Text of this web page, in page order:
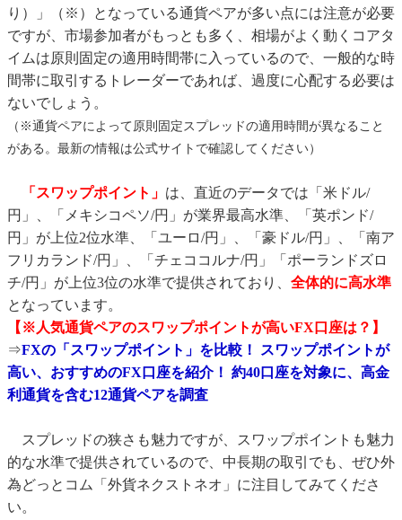
り）」（※）となっている通貨ペアが多い点には注意が必要
ですが、市場参加者がもっとも多く、相場がよく動くコアタ
イムは原則固定の適用時間帯に入っているので、一般的な時
間帯に取引するトレーダーであれば、過度に心配する必要は
ないでしょう。
（※通貨ペアによって原則固定スプレッドの適用時間が異なること
がある。最新の情報は公式サイトで確認してください）
「スワップポイント」 は、直近のデータでは「米ドル/
円」、「メキシコペソ/円」が業界最高水準、「英ポンド/
円」が上位2位水準、「ユーロ/円」、「豪ドル/円」、「南ア
フリカランド/円」、「チェココルナ/円」「ポーランドズロ
チ/円」が上位3位の水準で提供されており、 全体的に高水準
となっています。
【※人気通貨ペアのスワップポイントが高いFX口座は？】
⇒FXの「スワップポイント」を比較！ スワップポイントが
高い、おすすめのFX口座を紹介！ 約40口座を対象に、高金
利通貨を含む12通貨ペアを調査
スプレッドの狭さも魅力ですが、スワップポイントも魅力
的な水準で提供されているので、中長期の取引でも、ぜひ外
為どっとコム「外貨ネクストネオ」に注目してみてくださ
い。